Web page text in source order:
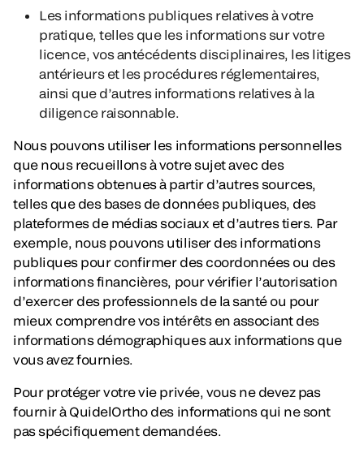
Les informations publiques relatives à votre
pratique, telles que les informations sur votre
licence, vos antécédents disciplinaires, les litiges
antérieurs et les procédures réglementaires,
ainsi que d’autres informations relatives à la
diligence raisonnable.
Nous pouvons utiliser les informations personnelles
que nous recueillons à votre sujet avec des
informations obtenues à partir d’autres sources,
telles que des bases de données publiques, des
plateformes de médias sociaux et d’autres tiers. Par
exemple, nous pouvons utiliser des informations
publiques pour confirmer des coordonnées ou des
informations financières, pour vérifier l’autorisation
d’exercer des professionnels de la santé ou pour
mieux comprendre vos intérêts en associant des
informations démographiques aux informations que
vous avez fournies.
Pour protéger votre vie privée, vous ne devez pas
fournir à QuidelOrtho des informations qui ne sont
pas spécifiquement demandées.